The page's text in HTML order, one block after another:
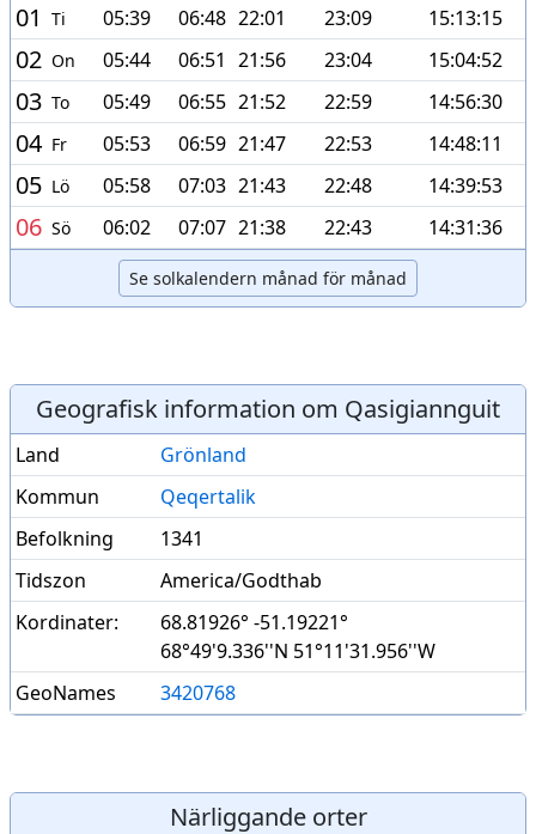
01 Ti 05:39 06:48 22:01 23:09 15:13:15
02 On 05:44 06:51 21:56 23:04 15:04:52
03 To 05:49 06:55 21:52 22:59 14:56:30
04 Fr 05:53 06:59 21:47 22:53 14:48:11
05 Lö 05:58 07:03 21:43 22:48 14:39:53
06 Sö 06:02 07:07 21:38 22:43 14:31:36
Se solkalendern månad för månad
Geografisk information om Qasigiannguit
Land
Grönland
Kommun
Qeqertalik
Befolkning
1341
Tidszon
America/Godthab
Kordinater:
68.81926° -51.19221°
68°49'9.336''N 51°11'31.956''W
GeoNames
3420768
Närliggande orter